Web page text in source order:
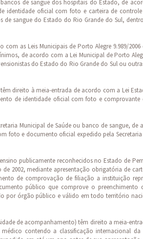
de sangue dos hospitais do Estado, de
identidade oficial com foto e carteira de
de sangue do Estado do Rio Grande do Sul,
as Leis Municipais de Porto Alegre 9.989/2006
de acordo com a Lei Municipal de Porto
do Estado do Rio Grande do Sul ou
direito à meia-entrada de acordo com a Lei
de identidade oficial com foto e
Municipal de Saúde ou banco de sangue, de
foto e documento oficial expedido pela
publicamente reconhecidos no Estado de
2002, mediante apresentação obrigatória de
de comprovação de filiação a instituição
público que comprove o preenchimento
por órgão público e válido em todo território
de acompanhamento) têm direito a meia-
contendo a classificação internacional da